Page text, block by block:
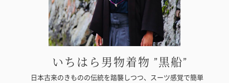
いちはら男物着物 ”黒船”
日本古来のきものの伝統を踏襲しつつ、スーツ感覚で簡単